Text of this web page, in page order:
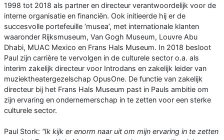
1998 tot 2018 als partner en directeur verantwoordelijk voor de
interne organisatie en financiën. Ook initieerde hij er de
succesvolle portefeuille ‘musea’, met internationale klanten
waaronder Rijksmuseum, Van Gogh Museum, Louvre Abu
Dhabi, MUAC Mexico en Frans Hals Museum. In 2018 besloot
Paul zijn carrière te vervolgen in de culturele sector o.a. als
interim zakelijk directeur voor Introdans en zakelijk leider van
muziektheatergezelschap OpusOne. De functie van zakelijk
directeur bij het Frans Hals Museum past in Pauls ambitie om
zijn ervaring en ondernemerschap in te zetten voor een sterke
culturele sector.
Paul Stork: “Ik kijk er enorm naar uit om mijn ervaring in te zetten